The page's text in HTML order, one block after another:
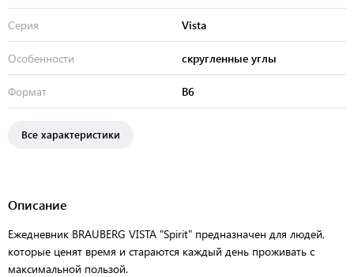
Серия Vista
Особенности скругленные углы
Формат В6
Все характеристики
Описание
Ежедневник BRAUBERG VISTA "Spirit" предназначен для людей,
которые ценят время и стараются каждый день проживать с
максимальной пользой.